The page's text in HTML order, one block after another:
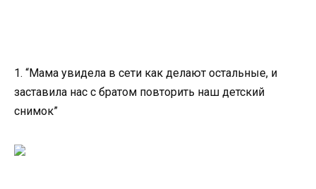
1. “Мама увидела в сети как делают остальные, и
заставила нас с братом повторить наш детский
снимок”